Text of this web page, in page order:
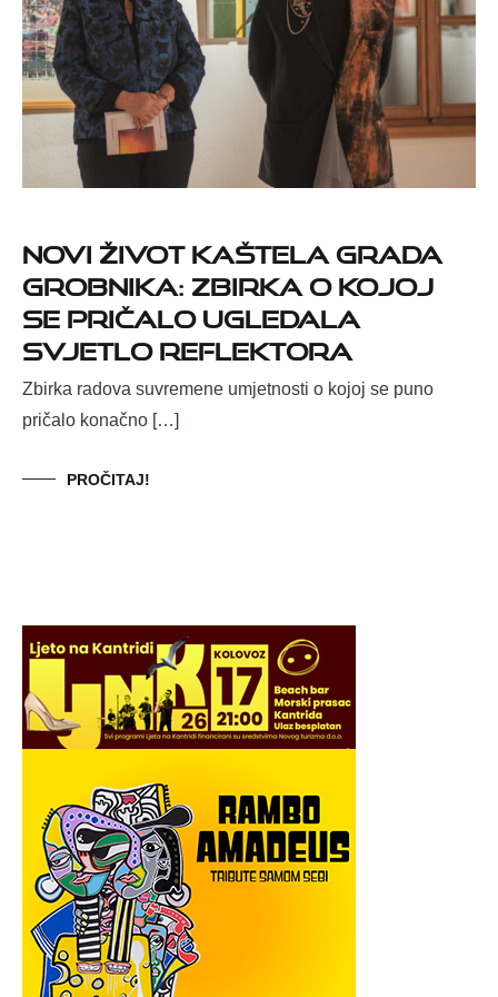
Novi život Kaštela Grada
Grobnika: zbirka o kojoj
se pričalo ugledala
svjetlo reflektora
Zbirka radova suvremene umjetnosti o kojoj se puno
pričalo konačno […]
PROČITAJ!